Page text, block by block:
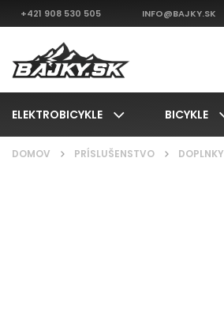
+421 908 530 505 INFO@BAJKY.SK
ELEKTROBICYKLE BICYKLE
DOMOV / PRÍSLUŠENSTVO / DOPLNKY